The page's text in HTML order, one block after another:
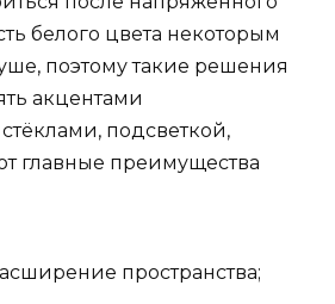
белого цвета некоторым
поэтому такие решения
акцентами
подсветкой,
главные преимущества
пространства;